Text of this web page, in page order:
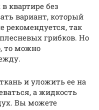
квартире без
вариант, который
рекомендуется, так
грибков. Но
то можно
и уложить ее на
а жидкость
Вы можете